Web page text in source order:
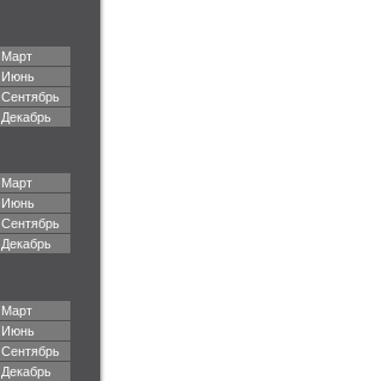
Март
Июнь
Сентябрь
Декабрь
Март
Июнь
Сентябрь
Декабрь
Март
Июнь
Сентябрь
Декабрь